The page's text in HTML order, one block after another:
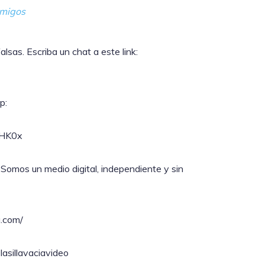
Escriba un chat a este link:
un medio digital, independiente y sin